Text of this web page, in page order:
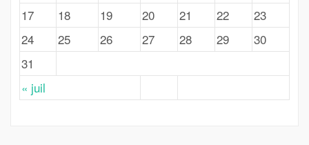
« juil
17
18 19 20 21 22
23
24
25 26 27 28 29
30
31